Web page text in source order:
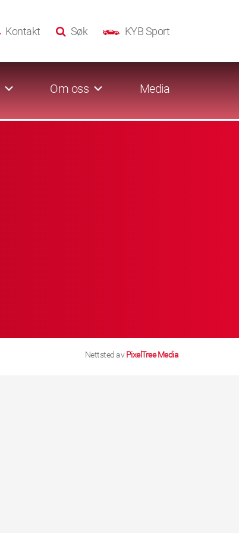
KYB Sport
Søk
Kontakt
Om oss Media
Nettsted avPixelTree Media